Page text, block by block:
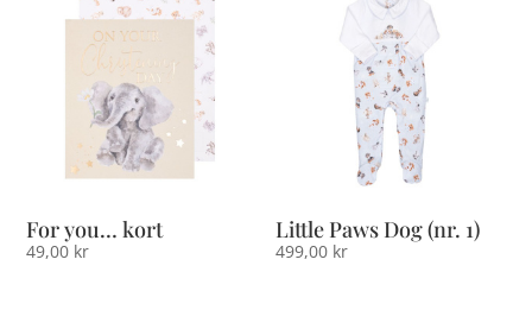
For you… kort
49,00 kr
Little Paws Dog (nr. 1)
499,00 kr